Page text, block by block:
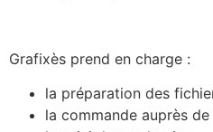
Grafixès prend en charge :
la préparation des
la commande auprès de